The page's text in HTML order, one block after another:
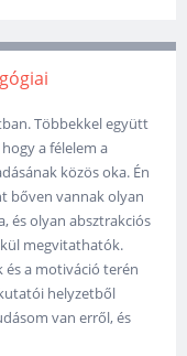
Többekkel együtt
a félelem a
közös oka. Én
bőven vannak olyan
és olyan absztrakciós
megvitathatók.
és a motiváció terén
helyzetből
van erről, és